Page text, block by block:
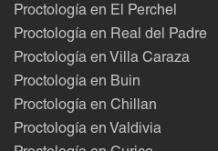
Proctología en El Perchel
Proctología en Real del Padre
Proctología en Villa Caraza
Proctología en Buin
Proctología en Chillan
Proctología en Valdivia